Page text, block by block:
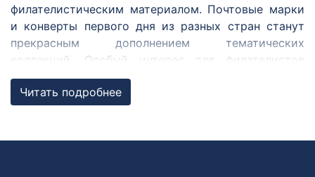
филателистическим материалом. Почтовые марки
и конверты первого дня из разных стран станут
прекрасным дополнением тематических
коллекций. Особый интерес для филателистов
представляют марки из совместных с Россией
выпусков, ежегодных выпусков по программе
Читать подробнее